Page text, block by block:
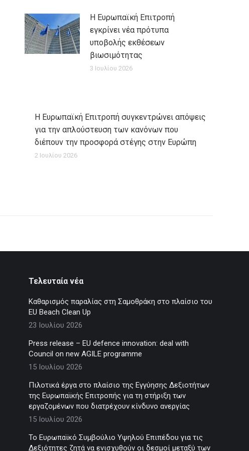
Η Ευρωπαϊκή Επιτροπή
εγκρίνει νέα πρότυπα
υποβολής εκθέσεων
βιωσιμότητας
3 Ιουλίου 2026
Η Ευρωπαϊκή Επιτροπή συγκεντρώνει απόψεις
για την απλούστευση των κανόνων που
διέπουν την προσφορά στέγης στην Ευρώπη
2 Ιουλίου 2026
Τελευταία νέα
Καθαρισμός παραλίας στη Σαμοθράκη στο πλαίσιο του
EU Beach Clean Up
23 Ιουλίου 2026
Press release – EU defence innovation: deal with
Council on new AGILE programme
15 Ιουλίου 2026
Πιλοτικά έργα στο πλαίσιο της Εγγύησης Δεξιοτήτων
της Ευρωπαϊκής Επιτροπής για τη στήριξη των
εργαζομένων που διατρέχουν κίνδυνο ανεργίας
15 Ιουλίου 2026
Το Ευρωπαϊκό Συμβούλιο Υψηλού Επιπέδου για τις
Δεξιότητες ζητά να ενισχυθούν οι δεσμοί μεταξύ των